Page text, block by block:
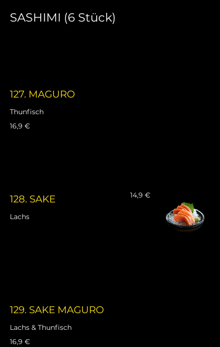
SASHIMI (6 Stück)
127. MAGURO
Thunfisch
16,9 €
128. SAKE
Lachs
14,9 €
129. SAKE MAGURO
Lachs & Thunfisch
16,9 €